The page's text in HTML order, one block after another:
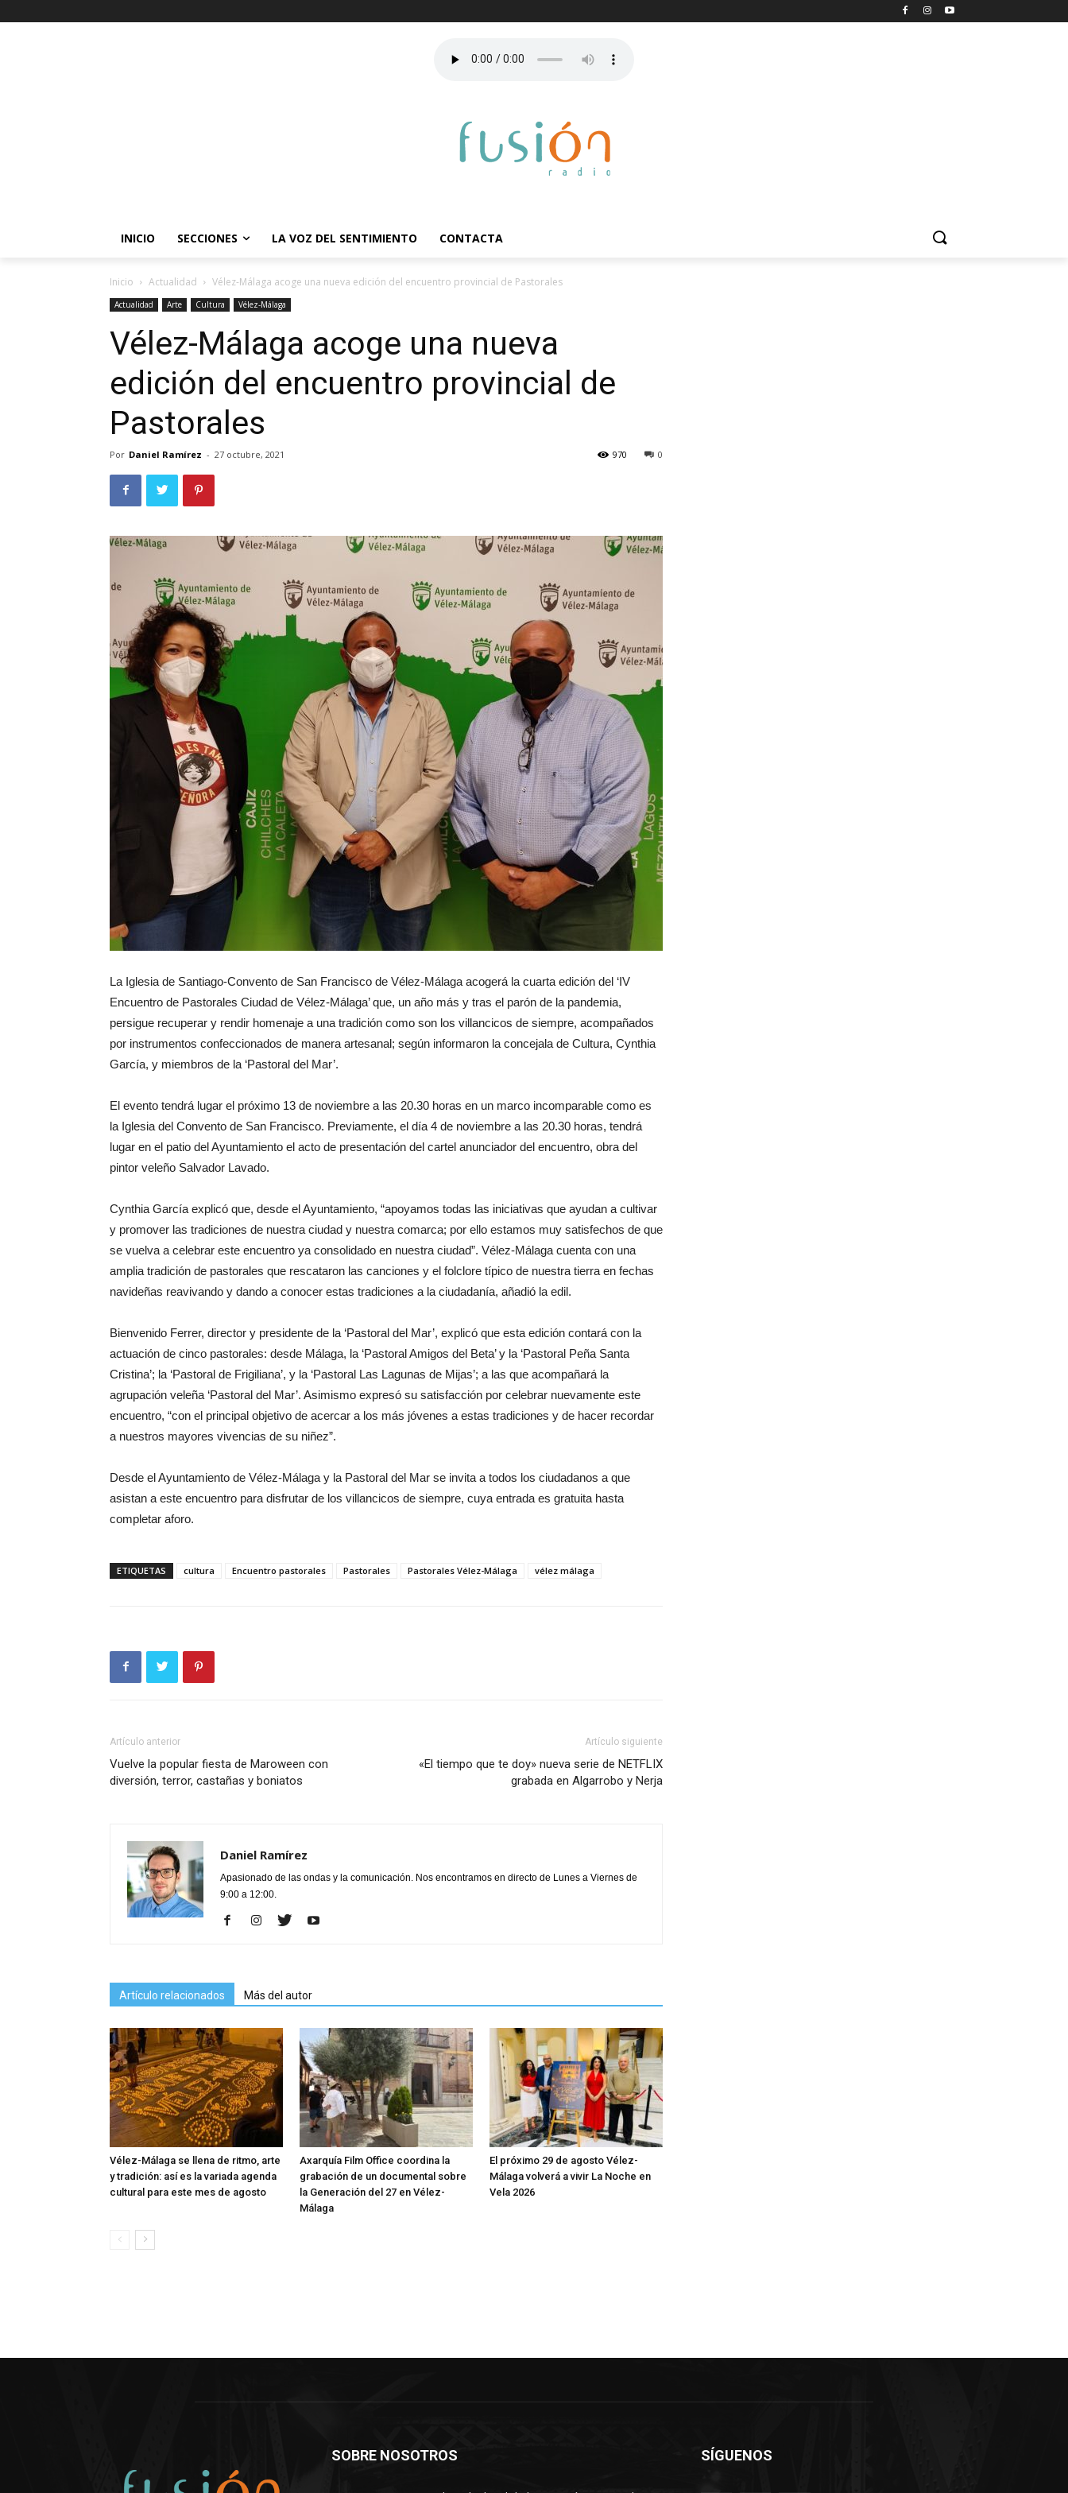
INICIO SECCIONES LA VOZ DEL SENTIMIENTO CONTACTA
Inicio Actualidad Vélez-Málaga acoge una nueva edición del encuentro provincial de Pastorales
Actualidad Arte Cultura Vélez-Málaga
Vélez-Málaga acoge una nueva
edición del encuentro provincial de
Pastorales
Por Daniel Ramírez - 27 octubre, 2021 0
970
La Iglesia de Santiago-Convento de San Francisco de Vélez-Málaga acogerá la cuarta edición del ‘IV
Encuentro de Pastorales Ciudad de Vélez-Málaga’ que, un año más y tras el parón de la pandemia,
persigue recuperar y rendir homenaje a una tradición como son los villancicos de siempre, acompañados
por instrumentos confeccionados de manera artesanal; según informaron la concejala de Cultura, Cynthia
García, y miembros de la ‘Pastoral del Mar’.
El evento tendrá lugar el próximo 13 de noviembre a las 20.30 horas en un marco incomparable como es
la Iglesia del Convento de San Francisco. Previamente, el día 4 de noviembre a las 20.30 horas, tendrá
lugar en el patio del Ayuntamiento el acto de presentación del cartel anunciador del encuentro, obra del
pintor veleño Salvador Lavado.
Cynthia García explicó que, desde el Ayuntamiento, “apoyamos todas las iniciativas que ayudan a cultivar
y promover las tradiciones de nuestra ciudad y nuestra comarca; por ello estamos muy satisfechos de que
se vuelva a celebrar este encuentro ya consolidado en nuestra ciudad”. Vélez-Málaga cuenta con una
amplia tradición de pastorales que rescataron las canciones y el folclore típico de nuestra tierra en fechas
navideñas reavivando y dando a conocer estas tradiciones a la ciudadanía, añadió la edil.
Bienvenido Ferrer, director y presidente de la ‘Pastoral del Mar’, explicó que esta edición contará con la
actuación de cinco pastorales: desde Málaga, la ‘Pastoral Amigos del Beta’ y la ‘Pastoral Peña Santa
Cristina’; la ‘Pastoral de Frigiliana’, y la ‘Pastoral Las Lagunas de Mijas’; a las que acompañará la
agrupación veleña ‘Pastoral del Mar’. Asimismo expresó su satisfacción por celebrar nuevamente este
encuentro, “con el principal objetivo de acercar a los más jóvenes a estas tradiciones y de hacer recordar
a nuestros mayores vivencias de su niñez”.
Desde el Ayuntamiento de Vélez-Málaga y la Pastoral del Mar se invita a todos los ciudadanos a que
asistan a este encuentro para disfrutar de los villancicos de siempre, cuya entrada es gratuita hasta
completar aforo.
ETIQUETAS cultura Encuentro pastorales Pastorales Pastorales Vélez-Málaga vélez málaga
Artículo anterior
Vuelve la popular fiesta de Maroween con
diversión, terror, castañas y boniatos
Artículo siguiente
«El tiempo que te doy» nueva serie de NETFLIX
grabada en Algarrobo y Nerja
Daniel Ramírez
Apasionado de las ondas y la comunicación. Nos encontramos en directo de Lunes a Viernes de
9:00 a 12:00.
Artículo relacionados Más del autor
Vélez-Málaga se llena de ritmo, arte
y tradición: así es la variada agenda
cultural para este mes de agosto
Axarquía Film Office coordina la
grabación de un documental sobre
la Generación del 27 en Vélez-
Málaga
El próximo 29 de agosto Vélez-
Málaga volverá a vivir La Noche en
Vela 2026
SOBRE NOSOTROS SÍGUENOS